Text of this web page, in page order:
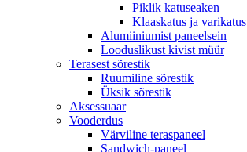
Piklik katuseaken
Klaaskatus ja varikatus
Alumiiniumist paneelsein
Looduslikust kivist müür
Terasest sõrestik
Ruumiline sõrestik
Üksik sõrestik
Aksessuaar
Vooderdus
Värviline teraspaneel
Sandwich-paneel